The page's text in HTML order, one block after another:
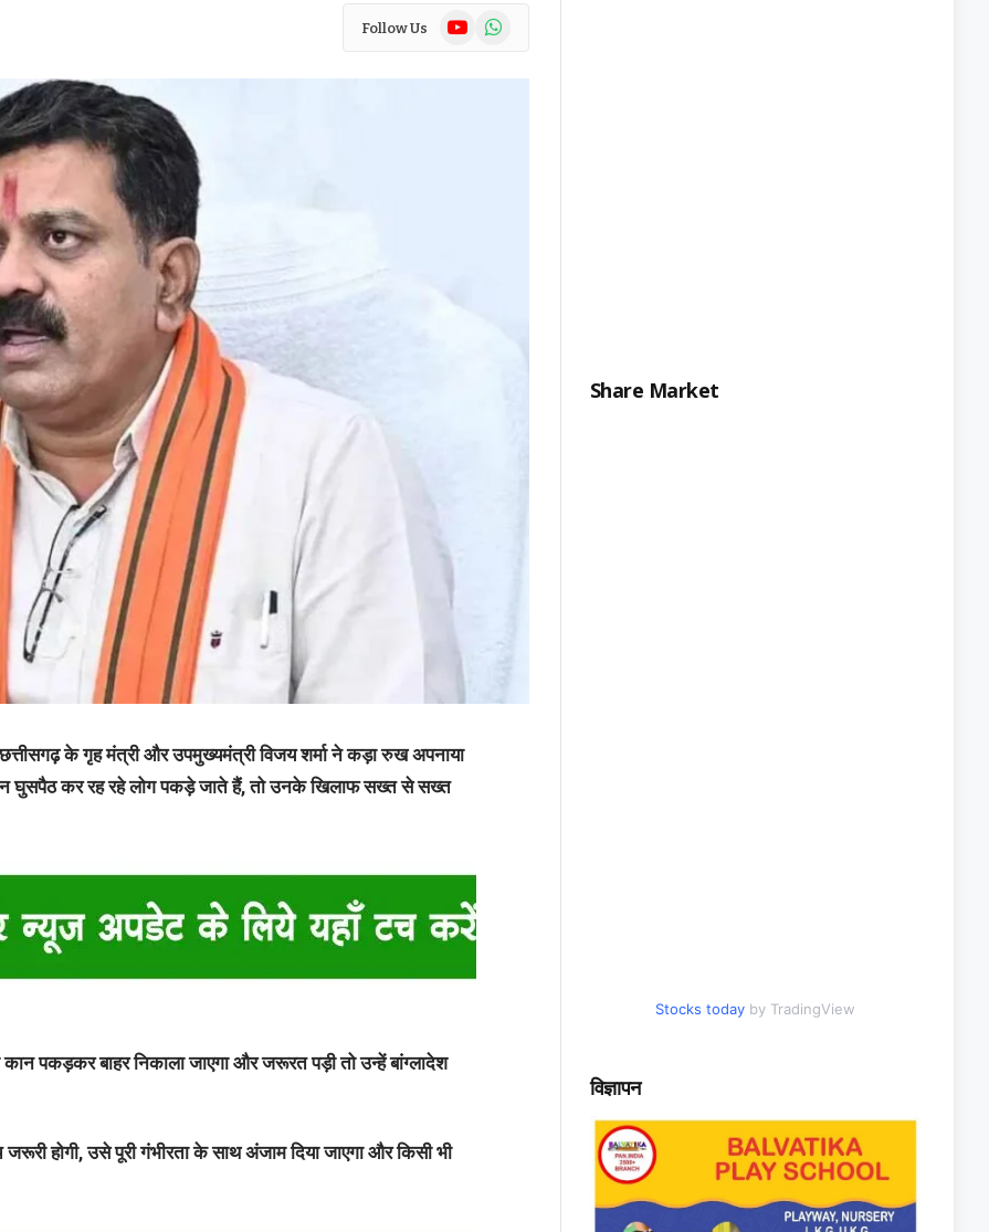
Follow Us YouTubeWhatsApp
के गृह मंत्री और उपमुख्यमंत्री विजय शर्मा ने कड़ा रुख अपनाया
घुसपैठ कर रह रहे लोग पकड़े जाते हैं, तो उनके खिलाफ सख्त से सख्त
पकड़कर बाहर निकाला जाएगा और जरूरत पड़ी तो उन्हें बांग्लादेश
होगी, उसे पूरी गंभीरता के साथ अंजाम दिया जाएगा और किसी भी
Share Market
Stocks today by TradingView
विज्ञापन